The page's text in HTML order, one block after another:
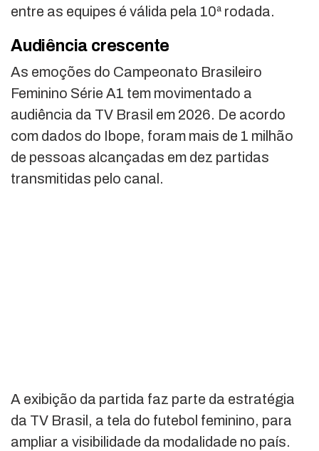
entre as equipes é válida pela 10ª rodada.
Audiência crescente
As emoções do Campeonato Brasileiro
Feminino Série A1 tem movimentado a
audiência da TV Brasil em 2026. De acordo
com dados do Ibope, foram mais de 1 milhão
de pessoas alcançadas em dez partidas
transmitidas pelo canal.
A exibição da partida faz parte da estratégia
da TV Brasil, a tela do futebol feminino, para
ampliar a visibilidade da modalidade no país.